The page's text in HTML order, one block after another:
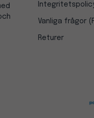
Vanliga frågor
Returer